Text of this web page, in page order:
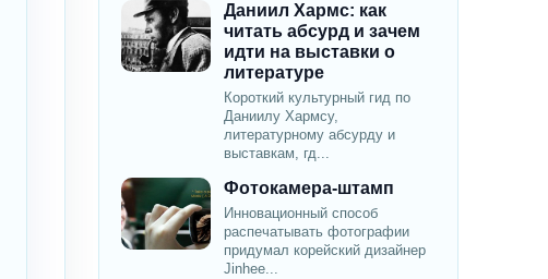
Даниил Хармс: как
читать абсурд и зачем
идти на выставки о
литературе
Короткий культурный гид по
Даниилу Хармсу,
литературному абсурду и
выставкам, гд...
Фотокамера-штамп
Инновационный способ
распечатывать фотографии
придумал корейский дизайнер
Jinhee...